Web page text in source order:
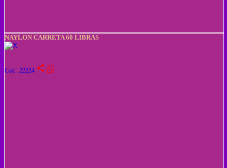
NAYLON CARRETA 60 LIBRAS
Cod : 22224 share